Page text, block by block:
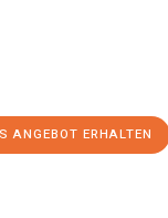
ANGEBOT ERHALTEN